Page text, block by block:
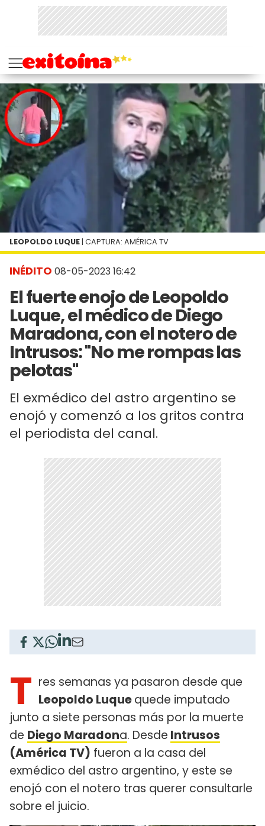
INÉDITO 08-05-2023 16:42
El fuerte enojo de Leopoldo
Luque, el médico de Diego
Maradona, con el notero de
Intrusos: "No me rompas las
pelotas"
El exmédico del astro argentino se
enojó y comenzó a los gritos contra
el periodista del canal.
LEOPOLDO LUQUE | CAPTURA: AMÉRICA TV
T res semanas ya pasaron desde que
Leopoldo Luquequede imputado
junto a siete personas más por la muerte
de Diego Maradona. Desde Intrusos
(América TV) fueron a la casa del
exmédico del astro argentino, y este se
enojó con el notero tras querer consultarle
sobre el juicio.